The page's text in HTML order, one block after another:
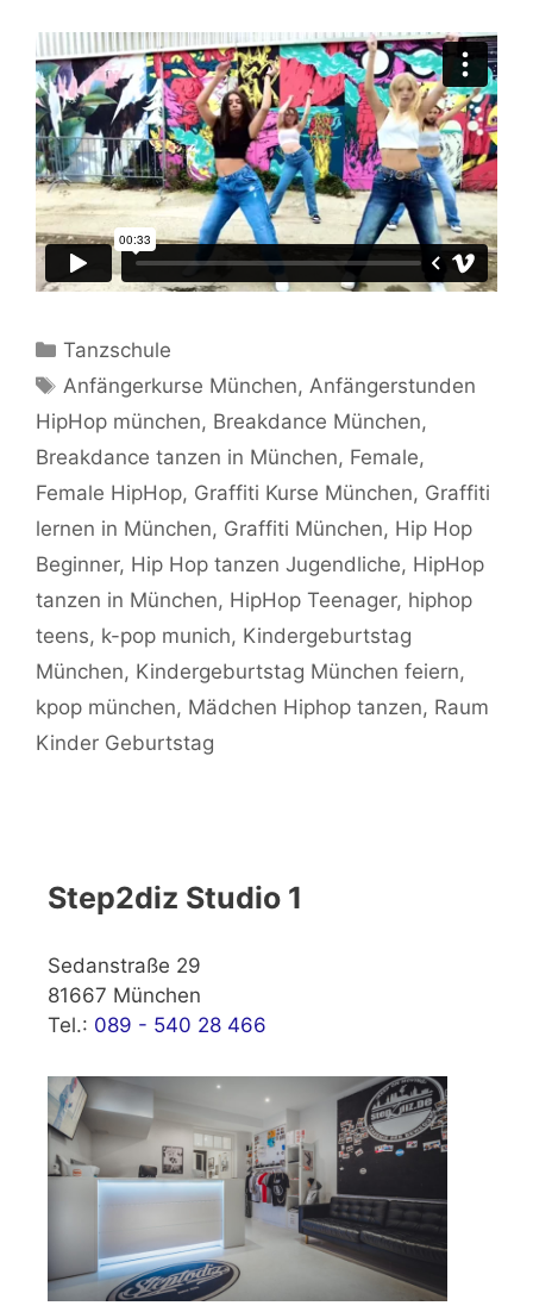
Kategorien
Tanzschule
Schlagwörter
Anfängerkurse München, Anfängerstunden
HipHop münchen, Breakdance München,
Breakdance tanzen in München, Female,
Female HipHop, Graffiti Kurse München, Graffiti
lernen in München, Graffiti München, Hip Hop
Beginner, Hip Hop tanzen Jugendliche, HipHop
tanzen in München, HipHop Teenager, hiphop
teens, k-pop munich, Kindergeburtstag
München, Kindergeburtstag München feiern,
kpop münchen, Mädchen Hiphop tanzen, Raum
Kinder Geburtstag
Step2diz Studio 1
Sedanstraße 29
81667 München
Tel.: 089 - 540 28 466